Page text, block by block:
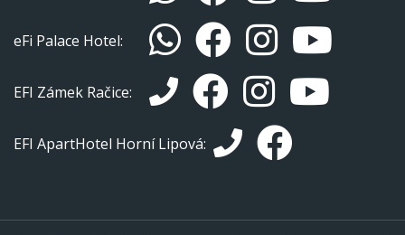
eFi Palace Hotel:
EFI Zámek Račice:
EFI ApartHotel Horní Lipová: